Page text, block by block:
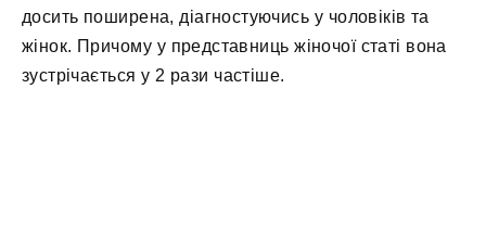
досить поширена, діагностуючись у чоловіків та
жінок. Причому у представниць жіночої статі вона
зустрічається у 2 рази частіше.